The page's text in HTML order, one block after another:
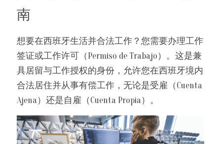
南
想要在西班牙生活并合法工作？您需要办理工作
签证或工作许可（Permiso de Trabajo）。这是兼
具居留与工作授权的身份，允许您在西班牙境内
合法居住并从事有偿工作，无论是受雇（Cuenta
Ajena）还是自雇（Cuenta Propia）。